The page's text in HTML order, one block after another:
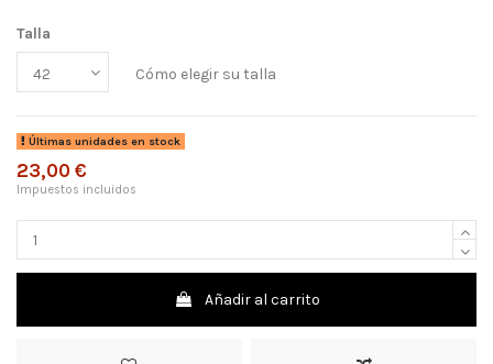
Talla
Cómo elegir su talla
Últimas unidades en stock
23,00 €
Impuestos incluidos
Añadir al carrito